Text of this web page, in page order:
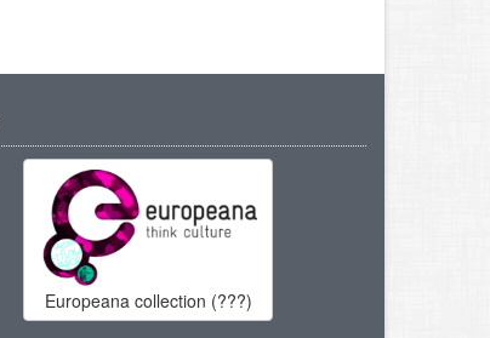
Europeana collection (???)